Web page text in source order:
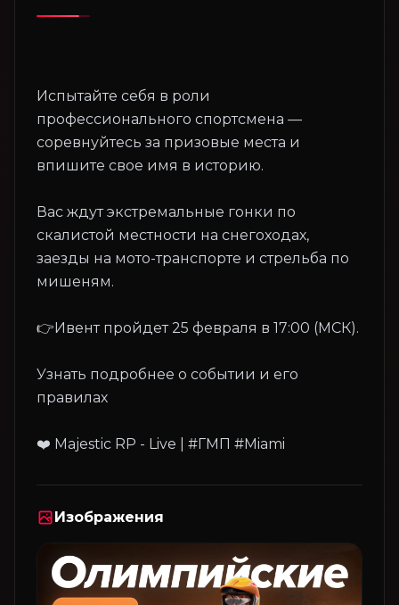
Испытайте себя в роли
профессионального спортсмена —
соревнуйтесь за призовые места и
впишите свое имя в историю.
Вас ждут экстремальные гонки по
скалистой местности на снегоходах,
заезды на мото-транспорте и стрельба по
мишеням.
👉Ивент пройдет 25 февраля в 17:00 (МСК).
Узнать подробнее о событии и его
правилах
Изображения